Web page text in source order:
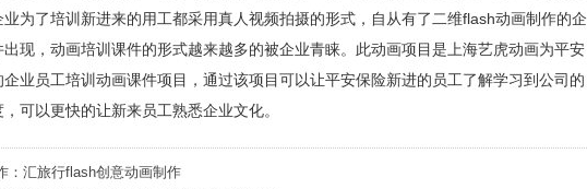
为了培训新进来的用工都采用真人视频拍摄的形式，自从有了二维flash动画制作的企
现，动画培训课件的形式越来越多的被企业青睐。此动画项目是上海艺虎动画为平安
业员工培训动画课件项目，通过该项目可以让平安保险新进的员工了解学习到公司的
可以更快的让新来员工熟悉企业文化。
：汇旅行flash创意动画制作